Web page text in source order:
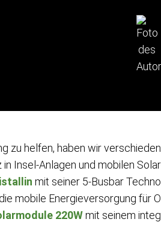
zu helfen, haben wir
in Insel-Anlagen und mobilen
mit seiner 5-Busbar
mobile Energieversorgung für
220Wmit seinem